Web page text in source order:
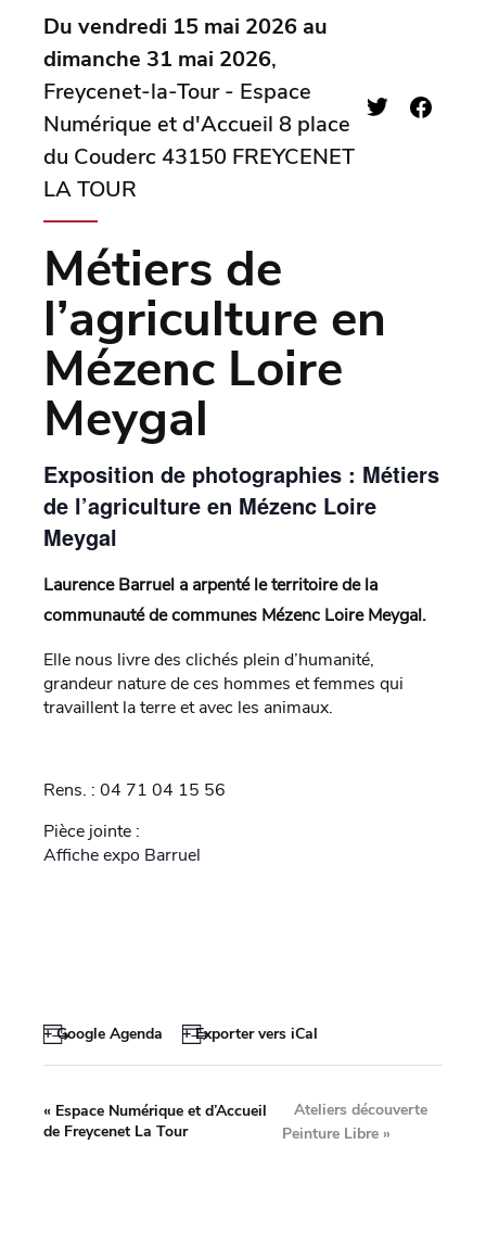
Du vendredi 15 mai 2026 au
dimanche 31 mai 2026,
Freycenet-la-Tour - Espace
Numérique et d'Accueil 8 place
du Couderc 43150 FREYCENET
LA TOUR
Métiers de
l’agriculture en
Mézenc Loire
Meygal
Exposition de photographies : Métiers
de l’agriculture en Mézenc Loire
Meygal
Laurence Barruel a arpenté le territoire de la
communauté de communes Mézenc Loire Meygal.
Elle nous livre des clichés plein d’humanité,
grandeur nature de ces hommes et femmes qui
travaillent la terre et avec les animaux.
Rens. : 04 71 04 15 56
Pièce jointe :
Affiche expo Barruel
+ Google Agenda + Exporter vers iCal
« Espace Numérique et d’Accueil
de Freycenet La Tour
Ateliers découverte
Peinture Libre»